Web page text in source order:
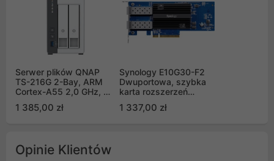
Serwer plików QNAP
TS-216G 2-Bay, ARM
Cortex-A55 2,0 GHz, 4
3.2 Gen 1, 2x USB 2.0,
1 385,00 zł
Synology E10G30-F2
Dwuportowa, szybka
karta rozszerzeń
1 337,00 zł
Opinie Klientów